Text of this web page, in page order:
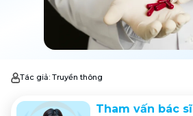
Tác giả: Truyền thông
Tham vấn bác sĩ